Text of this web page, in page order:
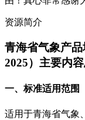
资源简介
青海省气象产
2025）主要内
一、标准适用范围
适用于青海省气象